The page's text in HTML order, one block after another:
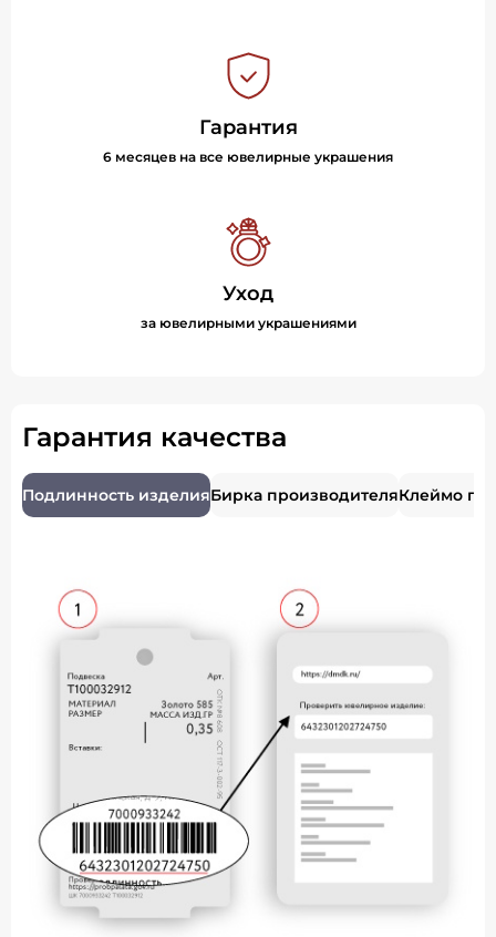
Гарантия
6 месяцев на все ювелирные украшения
Уход
за ювелирными украшениями
Гарантия качества
Подлинность изделияБирка производителяКлеймо